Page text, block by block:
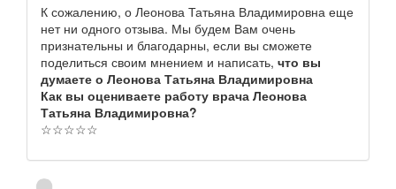
К сожалению, о Леонова Татьяна Владимировна еще
нет ни одного отзыва. Мы будем Вам очень
признательны и благодарны, если вы сможете
поделиться своим мнением и написать, что вы
думаете о Леонова Татьяна Владимировна
Как вы оцениваете работу врача Леонова
Татьяна Владимировна?
☆☆☆☆☆